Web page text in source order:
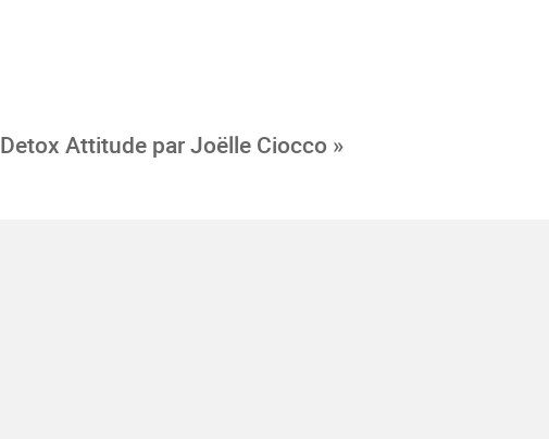
Detox Attitude par Joëlle Ciocco »